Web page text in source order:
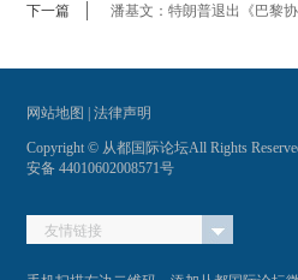
下一篇 潘基文：特朗普退出《巴黎
网站地图 |法律声明
Copyright © 从都国际论坛All Rights
安备 44010602008571号
友情链接